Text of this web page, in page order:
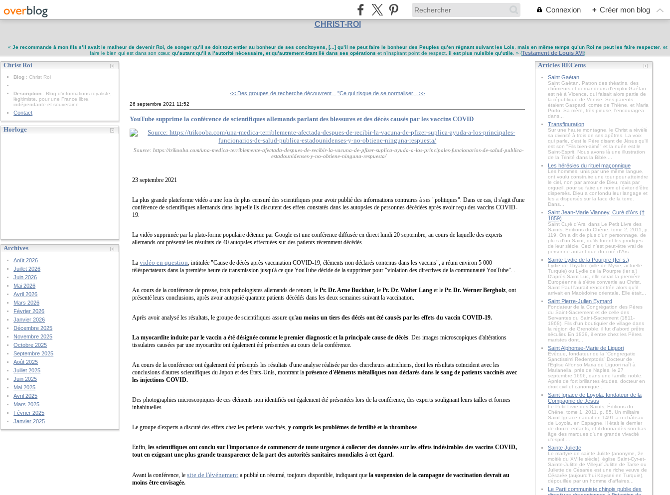
Connexion + Créer mon blog
CHRIST-ROI
« Je recommande à mon fils s’il avait le malheur de devenir Roi, de songer qu’il se doit tout entier au bonheur de ses concitoyens, [...] qu’il ne peut faire le bonheur des Peuples qu’en régnant suivant les Lois mais en même temps qu’un Roi ne peut les faire respecter, et
faire le bien qui est dans son cœur, qu’autant qu’il a l’autorité nécessaire, et qu’autrement étant lié dans ses opérations et n’inspirant point de respect, il est plus nuisible qu’utile . » (Testament de Louis XVI)
Christ Roi
Blog : Christ Roi
Description : Blog d'informations royaliste,
légitimiste, pour une France libre,
indépendante et souveraine
Contact
Horloge
Archives
Août 2026
Juillet 2026
Juin 2026
Mai 2026
Avril 2026
Mars 2026
Février 2026
Janvier 2026
Décembre 2025
Novembre 2025
Octobre 2025
Septembre 2025
Août 2025
Juillet 2025
Juin 2025
Mai 2025
Avril 2025
Mars 2025
Février 2025
Janvier 2025
<< Des groupes de recherche découvrent... "Ce qui risque de se normaliser... >>
26 septembre 2021 11:52
YouTube supprime la conférence de scientifiques allemands parlant des blessures et des décès causés par les vaccins COVID
Source: https://trikooba.com/una-medica-terriblemente-afectada-despues-de-recibir-la-vacuna-de-pfizer-suplica-ayuda-a-los-principales-funcionarios-de-salud-publica-
estadounidenses-y-no-obtiene-ninguna-respuesta/
23 septembre 2021
La plus grande plateforme vidéo a une fois de plus censuré des scientifiques pour avoir publié des informations contraires à ses "politiques". Dans ce cas, il s'agit d'une
conférence de scientifiques allemands dans laquelle ils discutent des effets constatés dans les autopsies de personnes décédées après avoir reçu des vaccins COVID-
19.
La vidéo supprimée par la plate-forme populaire détenue par Google est une conférence diffusée en direct lundi 20 septembre, au cours de laquelle des experts
allemands ont présenté les résultats de 40 autopsies effectuées sur des patients récemment décédés.
Lavidéo en question , intitulée "Cause de décès après vaccination COVID-19, éléments non déclarés contenus dans les vaccins", a réuni environ 5 000
téléspectateurs dans la première heure de transmission jusqu'à ce que YouTube décide de la supprimer pour "violation des directives de la communauté YouTube". .
Au cours de la conférence de presse, trois pathologistes allemands de renom, lePr. Dr. Arne Buckhar , lePr. Dr. Walter Lang et lePr. Dr. Werner Bergholz , ont
présenté leurs conclusions, après avoir autopsié quarante patients décédés dans les deux semaines suivant la vaccination.
Après avoir analysé les résultats, le groupe de scientifiques assure qu'au moins un tiers des décès ont été causés par les effets du vaccin COVID-19.
La myocardite induite par le vaccin a été désignée comme le premier diagnostic et la principale cause de décès . Des images microscopiques d'altérations
tissulaires causées par une myocardite ont également été présentées au cours de la conférence.
Au cours de la conférence ont également été présentés les résultats d'une analyse réalisée par des chercheurs autrichiens, dont les résultats coïncident avec les
conclusions d'autres scientifiques du Japon et des États-Unis, montrant laprésence d'éléments métalliques non déclarés dans le sang de patients vaccinés avec
les injections COVID.
Des photographies microscopiques de ces éléments non identifiés ont également été présentées lors de la conférence, des experts soulignant leurs tailles et formes
inhabituelles.
Le groupe d'experts a discuté des effets chez les patients vaccinés,y compris les problèmes de fertilité et la thrombose
Enfin,les scientifiques ont conclu sur l'importance de commencer de toute urgence à collecter des données sur les effets indésirables des vaccins COVID,
tout en exigeant une plus grande transparence de la part des autorités sanitaires mondiales à cet égard.
Avant la conférence, lesite de l'événement a publié un résumé, toujours disponible, indiquant quela suspension de la campagne de vaccination devrait au
moins être envisagée.
Articles RÉCents
Saint Gaétan
Saint Gaétan, Patron des théatins, des
chômeurs et demandeurs d'emploi Gaétan
est né à Vicence, qui faisait alors partie de
la république de Venise. Ses parents
étaient Gaspard, comte de Thiène, et Maria
Porto. Sa mère, très pieuse, l'encouragea
dans...
Transfiguration
Sur une haute montagne, le Christ a révélé
sa divinité à trois de ses apôtres. La voix
qui parle, c'est le Père disant de Jésus qu'il
est son "Fils bien-aimé" et la nuée est le
Saint-Esprit. Nous avons là une illustration
de la Trinité dans la Bible....
Les hérésies du rituel maçonnique
Les hommes, unis par une même langue,
ont voulu construire une tour pour atteindre
le ciel, non par amour de Dieu, mais par
orgueil, pour se faire un nom et éviter d’être
dispersés. Dieu a confondu leur langage et
les a dispersés sur la face de la terre.
Dans...
Saint Jean-Marie Vianney, Curé d'Ars (†
1859)
Saint Curé d'Ars, dans Le Petit Livre des
Saints, Éditions du Chêne, tome 2, 2011, p.
119. On a dit de plus d'un personnage, de
plu s d'un Saint, qu'ils furent les prodiges
de leur siècle. Ceci n'est peut-être vrai de
personne autant que du curé d'Ars...
Sainte Lydie de la Pourpre (Ier s.)
Lydie de Thyatire (ville de Mysie, actuelle
Turquie) ou Lydie de la Pourpre (Ier s.)
D'après Saint Luc, elle serait la première
Européenne à s'être convertie au Christ.
Saint Paul l'aurait rencontrée alors qu'il
arrivait en Macédoine orientale. Elle était...
Saint Pierre-Julien Eymard
Fondateur de la Congrégation des Pères
du Saint-Sacrement et de celle des
Servantes du Saint-Sacrement (1811-
1868). Fils d'un boutiquier de village dans
la région de Grenoble, il fut d'abord prêtre
séculier. En 1839, il entre chez les Pères
maristes dont...
Saint Alphonse-Marie de Liguori
Évêque, fondateur de la “Congregatio
Sanctissimi Redemptoris” Docteur de
l'Église Alfonso Maria de Liguori naît à
Marianella, près de Naples, le 27
septembre 1696, dans une famille noble.
Après de fort brillantes études, docteur en
droit civil et canonique...
Saint Ignace de Loyola, fondateur de la
Compagnie de Jésus
Le Petit Livre des Saints, Éditions du
Chêne, tome 1, 2011, p. 85. Un militaire
Saint Ignace naquit en 1491 a u château
de Loyola, en Espagne. Il était le dernier
de douze enfants, et il donna dès son bas
âge des marques d'une grande vivacité
d'esprit....
Sainte Juliette
Le martyre de sainte Julitte (anonyme, 2e
moitié du XVIIe siècle), église Saint-Cyr-et-
Sainte-Julitte de Villejuif Julitte de Tarse ou
Juliette de Césarée est une riche veuve de
Césarée (aujourd'hui Kayseri en Turquie),
dépouillée par un homme d'affaires...
Le Parti communiste chinois publie des